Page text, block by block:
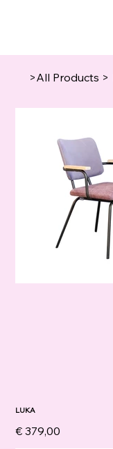
>All Products >
LUKA
Prijs
€ 379,00